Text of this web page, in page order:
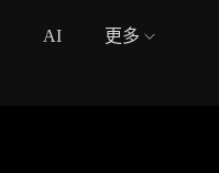
AI 更多